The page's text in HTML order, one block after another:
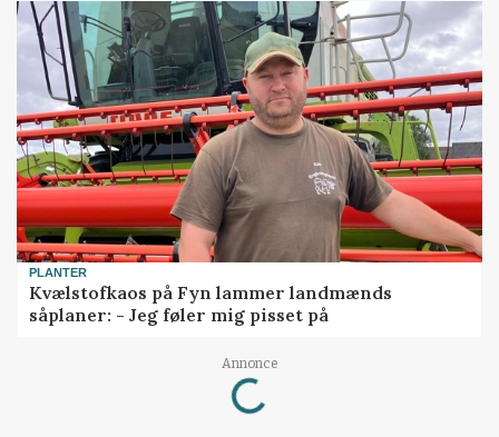
PLANTER
Kvælstofkaos på Fyn lammer landmænds
såplaner: - Jeg føler mig pisset på
Annonce
Loading...